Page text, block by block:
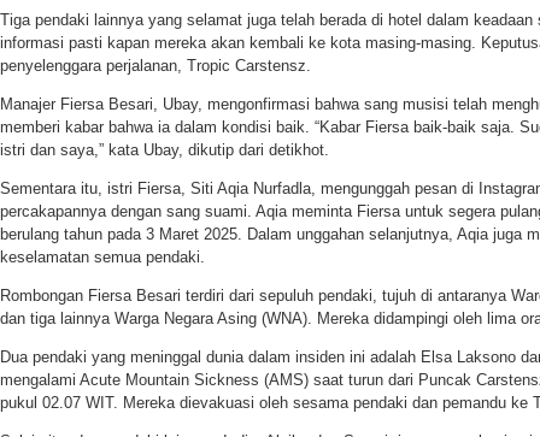
Tiga pendaki lainnya yang selamat juga telah berada di hotel dalam
informasi pasti kapan mereka akan kembali ke kota masing-masing.
penyelenggara perjalanan, Tropic Carstensz.
Manajer Fiersa Besari, Ubay, mengonfirmasi bahwa sang musisi telah
memberi kabar bahwa ia dalam kondisi baik. “Kabar Fiersa baik-baik saja.
istri dan saya,” kata Ubay, dikutip dari detikhot.
Sementara itu, istri Fiersa, Siti Aqia Nurfadla, mengunggah pesan di
percakapannya dengan sang suami. Aqia meminta Fiersa untuk segera
berulang tahun pada 3 Maret 2025. Dalam unggahan selanjutnya, Aqia juga
keselamatan semua pendaki.
Rombongan Fiersa Besari terdiri dari sepuluh pendaki, tujuh di antaranya
dan tiga lainnya Warga Negara Asing (WNA). Mereka didampingi oleh lima
Dua pendaki yang meninggal dunia dalam insiden ini adalah Elsa Laksono
mengalami Acute Mountain Sickness (AMS) saat turun dari Puncak
pukul 02.07 WIT. Mereka dievakuasi oleh sesama pendaki dan pemandu ke